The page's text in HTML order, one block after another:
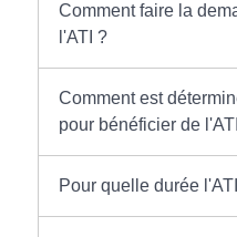
Comment faire la
l'ATI ?
Comment est
pour bénéficier de
Pour quelle durée